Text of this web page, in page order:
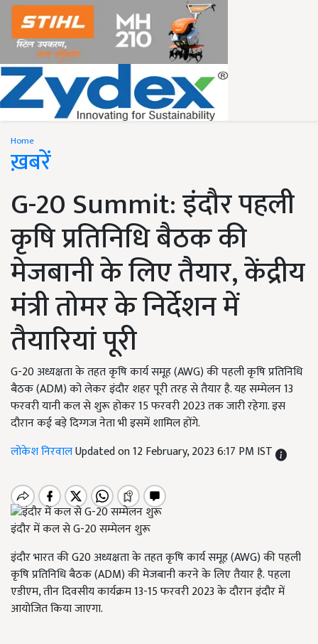
Home
ख़बरें
G-20 Summit: इंदौर पहली
कृषि प्रतिनिधि बैठक की
मेजबानी के लिए तैयार, केंद्रीय
मंत्री तोमर के निर्देशन में
तैयारियां पूरी
G-20 अध्यक्षता के तहत कृषि कार्य समूह (AWG) की पहली कृषि प्रतिनिधि
बैठक (ADM) को लेकर इंदौर शहर पूरी तरह से तैयार है. यह सम्मेलन 13
फरवरी यानी कल से शुरू होकर 15 फरवरी 2023 तक जारी रहेगा. इस
दौरान कई बड़े दिग्गज नेता भी इसमें शामिल होंगे.
लोकेश निरवालUpdated on 12 February, 2023 6:17 PM IST
इंदौर में कल से G-20 सम्मेलन शुरू
इंदौर भारत की G20 अध्यक्षता के तहत कृषि कार्य समूह (AWG) की पहली
कृषि प्रतिनिधि बैठक (ADM) की मेजबानी करने के लिए तैयार है. पहला
एडीएम, तीन दिवसीय कार्यक्रम 13-15 फरवरी 2023 के दौरान इंदौर में
आयोजित किया जाएगा.